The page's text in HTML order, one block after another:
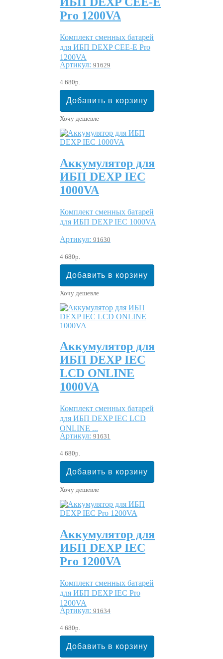
Pro 1200VA
Комплект сменных батарей
для ИБП DEXP CEE-E Pro
1200VA
Артикул: 91629
4 680р.
Хочу дешевле
Аккумулятор для
ИБП DEXP IEC
1000VA
Комплект сменных батарей
для ИБП DEXP IEC 1000VA
Артикул: 91630
4 680р.
Хочу дешевле
Аккумулятор для
ИБП DEXP IEC
LCD ONLINE
1000VA
Комплект сменных батарей
для ИБП DEXP IEC LCD
ONLINE ...
Артикул: 91631
4 680р.
Хочу дешевле
Аккумулятор для
ИБП DEXP IEC
Pro 1200VA
Комплект сменных батарей
для ИБП DEXP IEC Pro
1200VA
Артикул: 91634
4 680р.